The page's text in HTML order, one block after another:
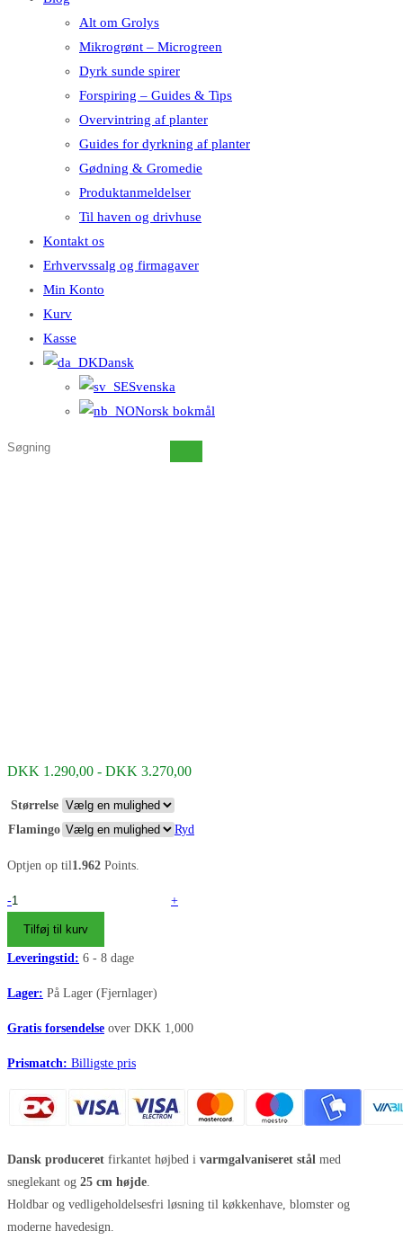
Alt om Grolys
Mikrogrønt – Microgreen
Dyrk sunde spirer
Forspiring – Guides & Tips
Overvintring af planter
Guides for dyrkning af planter
Gødning & Gromedie
Produktanmeldelser
Til haven og drivhuse
Kontakt os
Erhvervssalg og firmagaver
Min Konto
Kurv
Kasse
Dansk
Svenska
Norsk bokmål
Søg
DKK 1.290,00 - DKK 3.270,00Prisinterval:
Størrelse
Flamingo
Ryd
Optjen op til1.962 Points.
Højbede
firkantet
galvaniseret
(med
antal
- +
Tilføj til kurv
Leveringstid: 6 - 8 dage
Lager: På Lager (Fjernlager)
Gratis forsendelse over DKK 1,000
Prismatch: Billigste pris
Dansk produceret firkantet højbed i varmgalvaniseret stål med
sneglekant og 25 cm højde
Holdbar og vedligeholdelsesfri løsning til køkkenhave, blomster og
moderne havedesign.